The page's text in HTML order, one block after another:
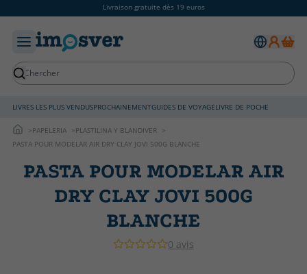
Livraison gratuite dès 19 euros
LIVRES LES PLUS VENDUSPROCHAINEMENTGUIDES DE VOYAGELIVRE DE POCHE
PAPELERIA
PLASTILINA Y BLANDIVER
PASTA POUR MODELAR AIR DRY CLAY JOVI 500G BLANCHE
PASTA POUR MODELAR AIR
DRY CLAY JOVI 500G
BLANCHE
0 avis